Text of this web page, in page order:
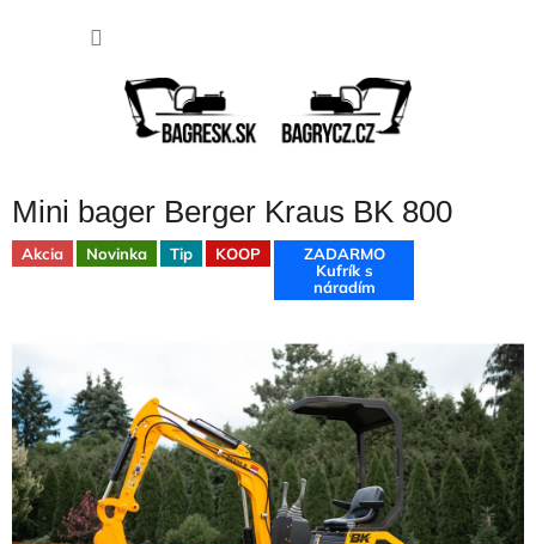
Mini bager Berger Kraus BK 800
Akcia Novinka Tip KOOP
ZADARMO
Kufrík s
náradím